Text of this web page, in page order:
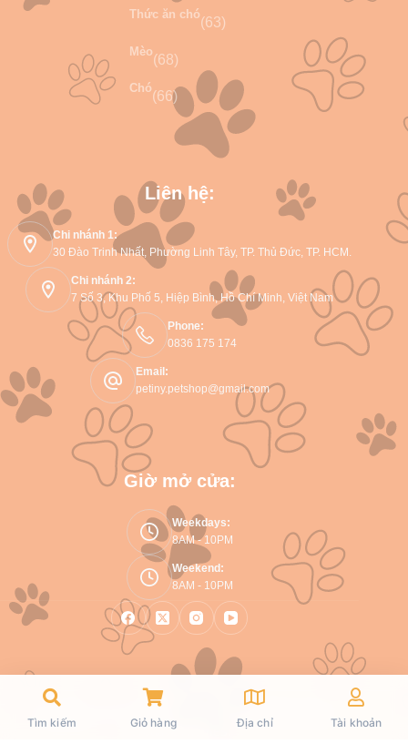
Thức ăn chó
(63)
Mèo
(68)
Chó
(66)
Liên hệ:
Chi nhánh 1:
30 Đào Trinh Nhất, Phường Linh Tây, TP. Thủ Đức, TP. HCM.
Chi nhánh 2:
7 Số 3, Khu Phố 5, Hiệp Bình, Hồ Chí Minh, Việt Nam
Phone:
0836 175 174
Email:
petiny.petshop@gmail.com
Giờ mở cửa:
Weekdays:
8AM - 10PM
Weekend:
8AM - 10PM
CreativeThemes
Tìm kiếm Giỏ hàng Địa chỉ Tài khoản